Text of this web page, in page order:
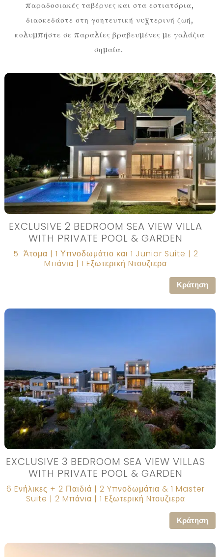
παραδοσιακές ταβέρνες και στα εστιατόρια,
διασκεδάστε στη γοητευτική νυχτερινή ζωή,
κολυμπήστε σε παραλίες βραβευμένες με γαλάζια
σημαία.
EXCLUSIVE 2 BEDROOM SEA VIEW VILLA
WITH PRIVATE POOL & GARDEN
5 Άτομα | 1 Υπνοδωμάτιο και 1 Junior Suite | 2
Mπάνια | 1 Eξωτερική Nτουζιερα
Κράτηση
EXCLUSIVE 3 BEDROOM SEA VIEW VILLAS
WITH PRIVATE POOL & GARDEN
6 Eνήλικες + 2 Παιδιά | 2 Yπνοδωμάτια & 1 Master
Suite | 2 Mπάνια | 1 Eξωτερική Nτουζιερα
Κράτηση